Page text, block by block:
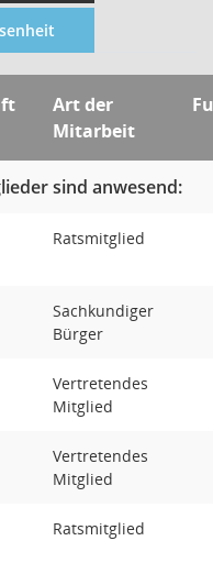
Art der
Mitarbeit
sind anwesend:
Ratsmitglied
Sachkundiger
Bürger
Vertretendes
Mitglied
Vertretendes
Mitglied
Ratsmitglied